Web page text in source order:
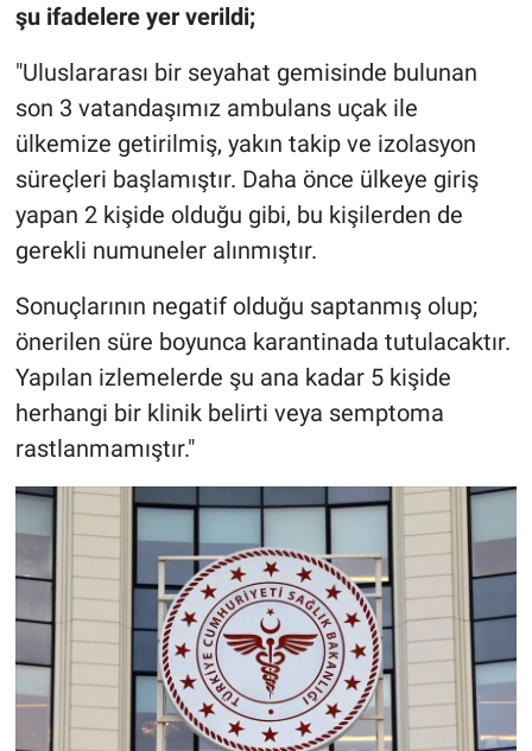
şu ifadelere yer verildi;
"Uluslararası bir seyahat gemisinde bulunan
son 3 vatandaşımız ambulans uçak ile
ülkemize getirilmiş, yakın takip ve izolasyon
süreçleri başlamıştır. Daha önce ülkeye giriş
yapan 2 kişide olduğu gibi, bu kişilerden de
gerekli numuneler alınmıştır.
Sonuçlarının negatif olduğu saptanmış olup;
önerilen süre boyunca karantinada tutulacaktır.
Yapılan izlemelerde şu ana kadar 5 kişide
herhangi bir klinik belirti veya semptoma
rastlanmamıştır."